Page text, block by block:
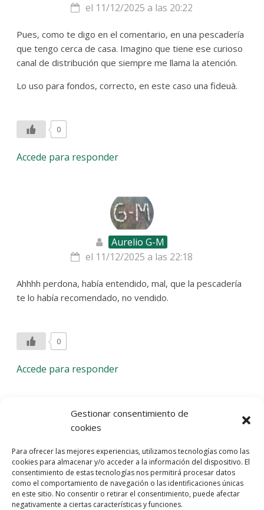
Gestionar consentimiento de
cookies
Para ofrecer las mejores experiencias, utilizamos tecnologías como las
cookies para almacenar y/o acceder a la información del dispositivo. El
consentimiento de estas tecnologías nos permitirá procesar datos
como el comportamiento de navegación o las identificaciones únicas
en este sitio. No consentir o retirar el consentimiento, puede afectar
negativamente a ciertas características y funciones.
el 11/12/2025 a las 20:22
Pues, como te digo en el comentario, en una pescadería
que tengo cerca de casa. Imagino que tiene ese curioso
canal de distribución que siempre me llama la atención.
Lo uso para fondos, correcto, en este caso una fideuà.
0
Accede para responder
Aurelio G-M
el 11/12/2025 a las 22:18
Ahhhh perdona, había entendido, mal, que la pescadería
te lo había recomendado, no vendido.
0
Accede para responder
Deja una respuesta
comentario.
Entra con tu red social
He leído y acepto laPolítica de Privacidad